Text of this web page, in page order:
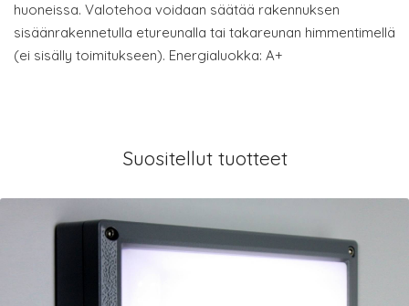
huoneissa. Valotehoa voidaan säätää rakennuksen
sisäänrakennetulla etureunalla tai takareunan himmentimellä
(ei sisälly toimitukseen). Energialuokka: A+
Suositellut tuotteet